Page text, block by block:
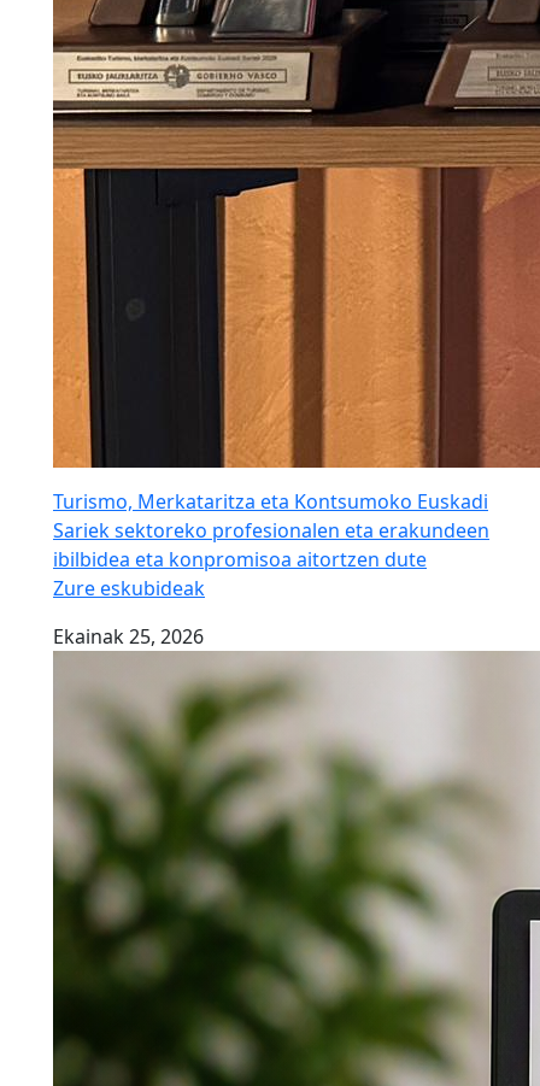
Turismo, Merkataritza eta Kontsumoko Euskadi
Sariek sektoreko profesionalen eta erakundeen
ibilbidea eta konpromisoa aitortzen dute
Zure eskubideak
Ekainak 25, 2026